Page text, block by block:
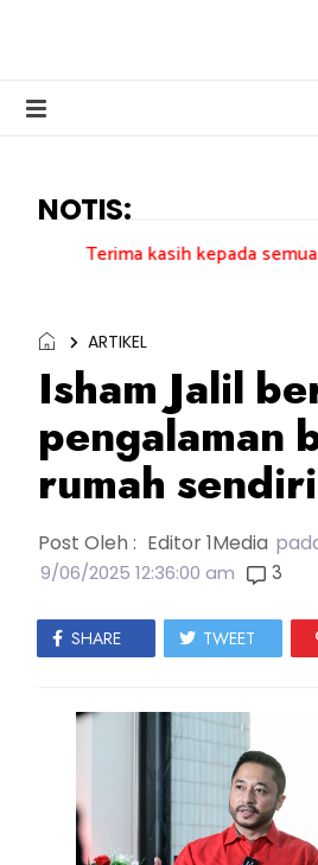
NOTIS:
kasih kepada semua pengundi.......
ARTIKEL
Isham Jalil
pengalaman
rumah sendiri
Post Oleh : Editor 1Media
9/06/2025 12:36:00 am 3
SHARE TWEET